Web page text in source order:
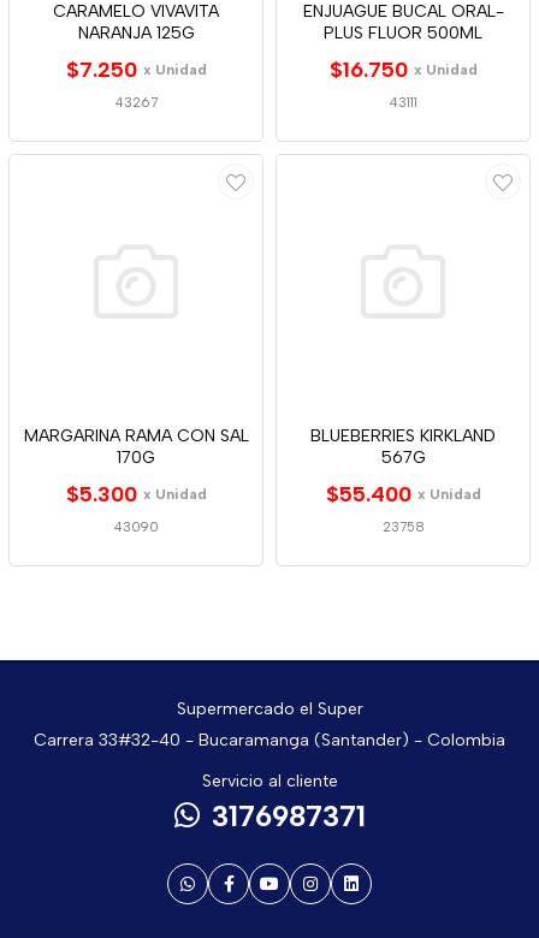
CARAMELO VIVAVITA
NARANJA 125G
$7.250 x Unidad
43267
ENJUAGUE BUCAL ORAL-
PLUS FLUOR 500ML
$16.750 x Unidad
43111
MARGARINA RAMA CON SAL
170G
$5.300 x Unidad
43090
BLUEBERRIES KIRKLAND
567G
$55.400 x Unidad
23758
Supermercado el Super
Carrera 33#32-40 - Bucaramanga (Santander) - Colombia
Servicio al cliente
3176987371